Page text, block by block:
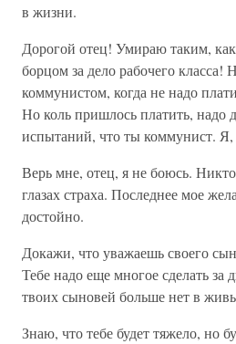
в жизни.
Дорогой отец! Умираю таким,
борцом за дело рабочего класса!
коммунистом, когда не надо
Но коль пришлось платить, надо
испытаний, что ты коммунист.
Верь мне, отец, я не боюсь.
глазах страха. Последнее мое
достойно.
Докажи, что уважаешь своего
Тебе надо еще многое сделать за
твоих сыновей больше нет в
Знаю, что тебе будет тяжело, но